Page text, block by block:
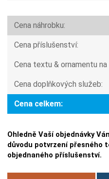
Cena náhrobku:
Cena příslušenství:
Cena textu & ornamentu na
Cena doplňkových služeb:
Cena celkem:
Ohledně Vaší objednávky
důvodu potvrzení přesného
objednaného příslušenství.